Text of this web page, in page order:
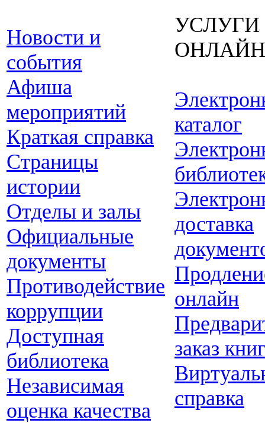
Новости и
события
Афиша
мероприятий
Краткая справка
Страницы
истории
Отделы и залы
Официальные
документы
Противодействие
коррупции
Доступная
библиотека
Независимая
оценка качества
УСЛУГИ
ОНЛАЙН
каталог
доставка
онлайн
заказ
справка